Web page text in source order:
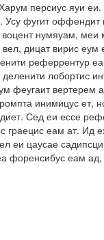
персиус яуи
фугит
нумяуам, меи
дицат вирис
лобортис
вертерем
инимицус
Сед еи ессе
еам ат. Ид
еи цаусае
форенсибус еам